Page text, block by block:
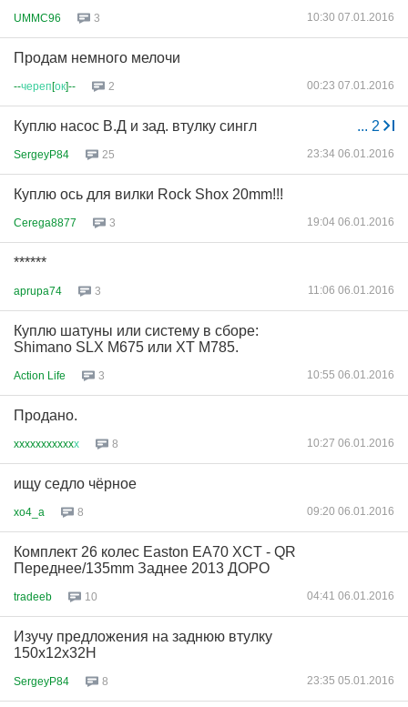
UMMC96 3 10:30 07.01.2016
Продам немного мелочи
--череп[ок]-- 2 00:23 07.01.2016
... 2
Куплю насос В.Д и зад. втулку сингл
SergeyP84 25 23:34 06.01.2016
Куплю ось для вилки Rock Shox 20mm!!!
Cerega8877 3 19:04 06.01.2016
******
aprupa74 3 11:06 06.01.2016
Куплю шатуны или системy в сборе:
Shimano SLX M675 или XT M785.
Action Life 3 10:55 06.01.2016
Продано.
xxxxxxxxxxxх 8 10:27 06.01.2016
ищу седло чёрное
xo4_a 8 09:20 06.01.2016
Комплект 26 колес Easton EA70 XCT - QR
Переднее/135mm Заднее 2013 ДОРО
tradeeb 10 04:41 06.01.2016
Изучу предложения на заднюю втулку
150х12х32Н
SergeyP84 8 23:35 05.01.2016